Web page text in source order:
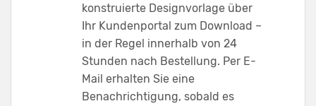
konstruierte Designvorlage über
Ihr Kundenportal zum Download –
in der Regel innerhalb von 24
Stunden nach Bestellung. Per E-
Mail erhalten Sie eine
Benachrichtigung, sobald es